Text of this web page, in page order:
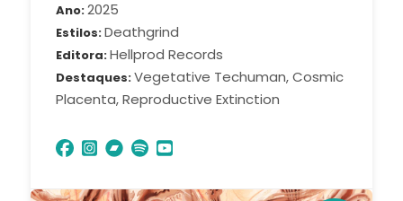
Ano 2025
Estilos Deathgrind
Editora Hellprod Records
Destaques Vegetative Techuman, Cosmic
Placenta, Reproductive Extinction